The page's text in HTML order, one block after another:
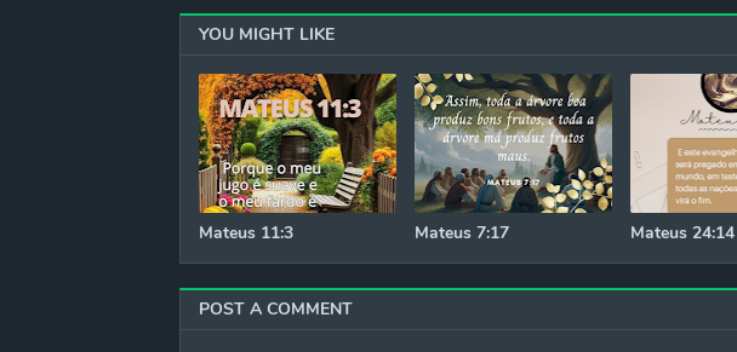
YOU MIGHT LIKE
Mateus 11:3 Mateus 7:17 Mateus 24:14
POST A COMMENT